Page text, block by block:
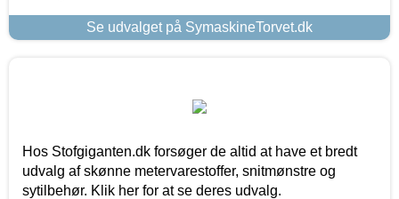
Se udvalget på SymaskineTorvet.dk
Hos Stofgiganten.dk forsøger de altid at have et bredt
udvalg af skønne metervarestoffer, snitmønstre og
sytilbehør. Klik her for at se deres udvalg.